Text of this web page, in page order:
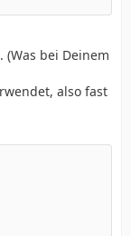
(Was bei Deinem
also fast